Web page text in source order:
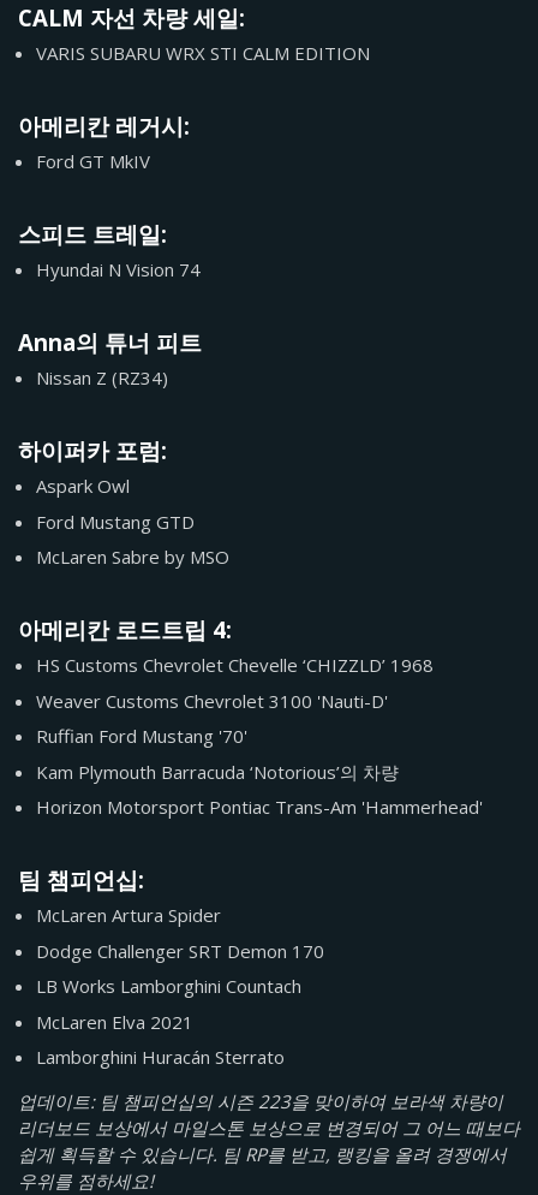
CALM 자선 차량 세일:
VARIS SUBARU WRX STI CALM EDITION
아메리칸 레거시:
Ford GT MkIV
스피드 트레일:
Hyundai N Vision 74
Anna의 튜너 피트
Nissan Z (RZ34)
하이퍼카 포럼:
Aspark Owl
Ford Mustang GTD
McLaren Sabre by MSO
아메리칸 로드트립 4:
HS Customs Chevrolet Chevelle ‘CHIZZLD’ 1968
Weaver Customs Chevrolet 3100 'Nauti-D'
Ruffian Ford Mustang '70'
Kam Plymouth Barracuda ‘Notorious’의 차량
Horizon Motorsport Pontiac Trans-Am 'Hammerhead'
팀 챔피언십:
McLaren Artura Spider
Dodge Challenger SRT Demon 170
LB Works Lamborghini Countach
McLaren Elva 2021
Lamborghini Huracán Sterrato
업데이트: 팀 챔피언십의 시즌 223을 맞이하여 보라색 차량이
리더보드 보상에서 마일스톤 보상으로 변경되어 그 어느 때보다
쉽게 획득할 수 있습니다. 팀 RP를 받고, 랭킹을 올려 경쟁에서
우위를 점하세요!